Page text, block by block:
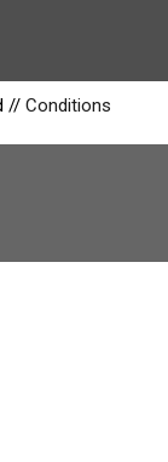
// Conditions